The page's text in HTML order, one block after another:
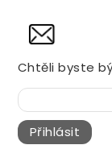
Chtěli byste
Přihlásit